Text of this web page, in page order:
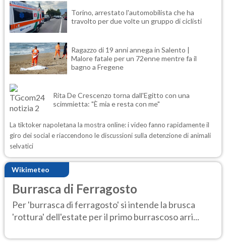
Torino, arrestato l'automobilista che ha
travolto per due volte un gruppo di ciclisti
Ragazzo di 19 anni annega in Salento |
Malore fatale per un 72enne mentre fa il
bagno a Fregene
Rita De Crescenzo torna dall'Egitto con una
scimmietta: "È mia e resta con me"
La tiktoker napoletana la mostra online: i video fanno rapidamente il
giro dei social e riaccendono le discussioni sulla detenzione di animali
selvatici
Wikimeteo
Burrasca di Ferragosto
Per 'burrasca di ferragosto' si intende la brusca
'rottura' dell'estate per il primo burrascoso arri...